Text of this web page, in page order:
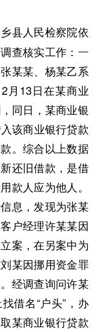
县人民检察院依
查核实工作： 一
某某、杨某乙系
月13日在某商业
同日，某商业银
该商业银行贷款
。综合以上数据
还旧借款，是借
款人应为他人。
息，发现为张某
户经理许某某因
案，在另案中为
某因挪用资金罪
经调查询问许某
借名“户头”，办
某商业银行贷款